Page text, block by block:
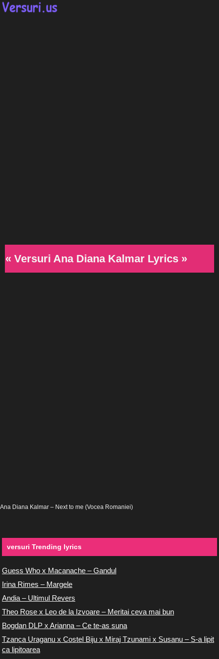
« Versuri Ana Diana Kalmar Lyrics »
Ana Diana Kalmar – Next to me (Vocea Romaniei)
versuri Trending lyrics
Guess Who x Macanache – Gandul
Irina Rimes – Margele
Andia – Ultimul Revers
Theo Rose x Leo de la Izvoare – Meritai ceva mai bun
Bogdan DLP x Arianna – Ce te-as suna
Tzanca Uraganu x Costel Biju x Miraj Tzunami x Susanu – S-a lipit
ca lipitoarea